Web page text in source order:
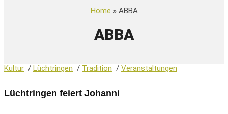
Home » ABBA
ABBA
Kultur / Lüchtringen / Tradition / Veranstaltungen
Lüchtringen feiert Johanni